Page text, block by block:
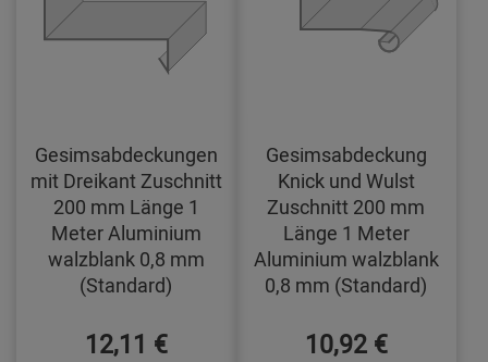
Gesimsabdeckungen
mit Dreikant Zuschnitt
200 mm Länge 1
Meter Aluminium
walzblank 0,8 mm
(Standard)
12,11 €
Gesimsabdeckung
Knick und Wulst
Zuschnitt 200 mm
Länge 1 Meter
Aluminium walzblank
0,8 mm (Standard)
10,92 €